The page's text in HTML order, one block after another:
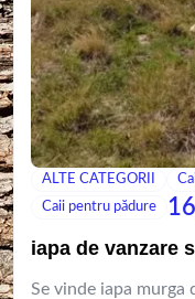
ALTE CATEGORII
Caii pentru pădure
iapa de vanzare
Se vinde iapa murga